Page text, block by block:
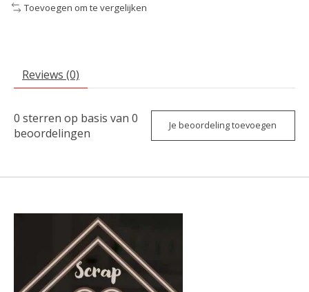
Toevoegen om te vergelijken
Reviews (0)
0 sterren op basis van 0
beoordelingen
Je beoordeling toevoegen